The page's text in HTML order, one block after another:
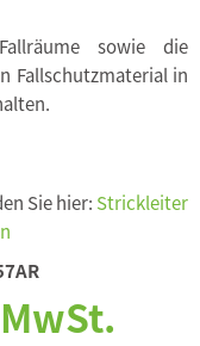
sowie die
Fallschutzmaterial in
Sie hier: Strickleiter